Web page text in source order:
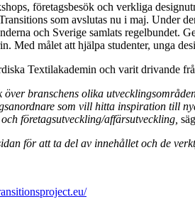
företagsbesök och verkliga
som avslutas nu i maj. Under
och Sverige samlats regelbundet.
Med målet att hjälpa studenter, unga
Textilakademin och varit drivande
över branschens olika
som vill hitta inspiration till
företagsutveckling/affärsutveckling,
för att ta del av innehållet och de